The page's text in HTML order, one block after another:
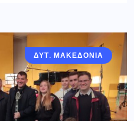
ΔΥΤ. ΜΑΚΕΔΟΝΙΑ